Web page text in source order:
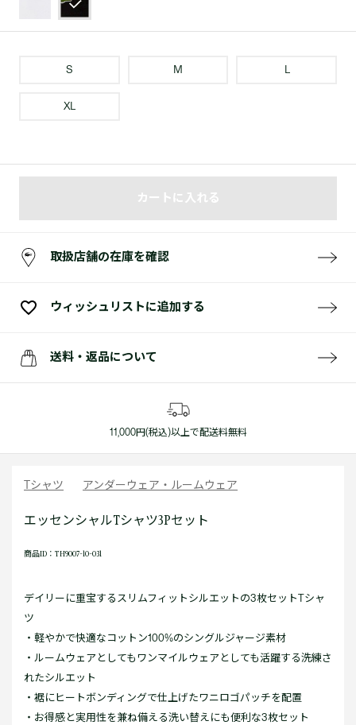
S M
XL
カートに入れる
取扱店舗の在庫を確認
ウィッシュリストに追加する
送料・返品について
11,000円(税込)以上で配送料無料
Tシャツ アンダーウェア・ルームウェア
エッセンシャルTシャツ3Pセット
商品ID：TH9007-10-031
デイリーに重宝するスリムフィットシルエットの3枚セットTシャ
ツ
・軽やかで快適なコットン100%のシングルジャージ素材
・ルームウェアとしてもワンマイルウェアとしても活躍する洗練さ
れたシルエット
・裾にヒートボンディングで仕上げたワニロゴパッチを配置
・お得感と実用性を兼ね備える洗い替えにも便利な3枚セット